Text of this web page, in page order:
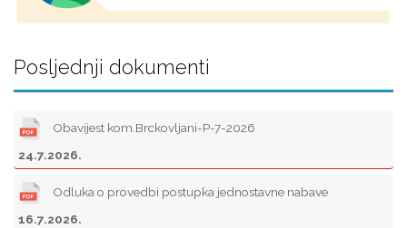
Posljednji dokumenti
Obavijest kom.Brckovljani-P-7-2026
24.7.2026.
Odluka o provedbi postupka jednostavne nabave
16.7.2026.